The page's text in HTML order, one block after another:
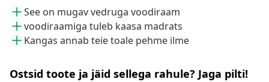
See on mugav vedruga voodiraam
voodiraamiga tuleb kaasa madrats
Kangas annab teie toale pehme ilme
Ostsid toote ja jäid sellega rahule? Jaga pilti!